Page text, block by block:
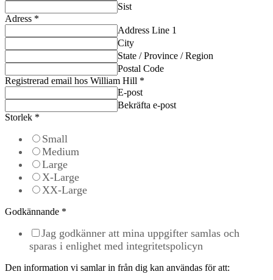
Sist
Adress *
Address Line 1
City
State / Province / Region
Postal Code
Registrerad email hos William Hill *
E-post
Bekräfta e-post
Storlek *
Small
Medium
Large
X-Large
XX-Large
Godkännande *
Jag godkänner att mina uppgifter samlas och
sparas i enlighet med integritetspolicyn
Den information vi samlar in från dig kan användas för att: